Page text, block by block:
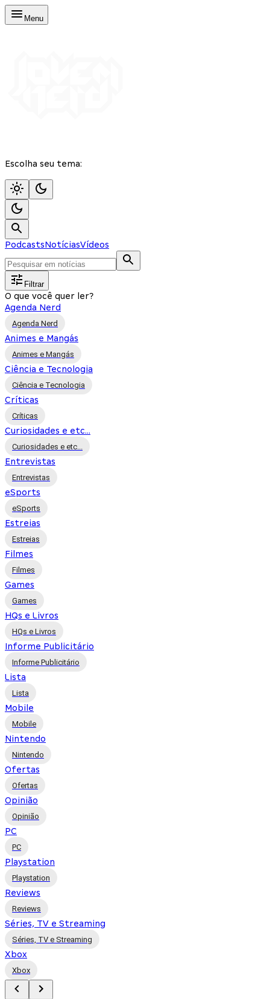
Menu
Escolha seu tema:
PodcastsNotíciasVídeos
Filtrar
O que você quer ler?
Agenda Nerd
Agenda Nerd
Animes e Mangás
Animes e Mangás
Ciência e Tecnologia
Ciência e Tecnologia
Críticas
Críticas
Curiosidades e etc...
Curiosidades e etc...
Entrevistas
Entrevistas
eSports
eSports
Estreias
Estreias
Filmes
Filmes
Games
Games
HQs e Livros
HQs e Livros
Informe Publicitário
Informe Publicitário
Lista
Lista
Mobile
Mobile
Nintendo
Nintendo
Ofertas
Ofertas
Opinião
Opinião
PC
PC
Playstation
Playstation
Reviews
Reviews
Séries, TV e Streaming
Séries, TV e Streaming
Xbox
Xbox